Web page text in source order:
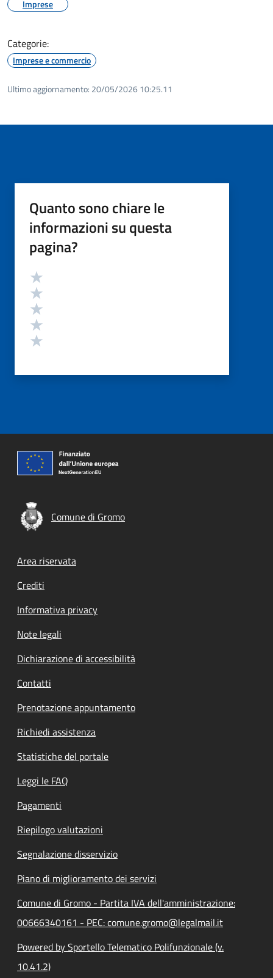
Imprese
Categorie:
Imprese e commercio
Ultimo aggiornamento: 20/05/2026 10:25.11
Quanto sono chiare le
informazioni su questa
pagina?
Valutazione
Comune di Gromo
Footer menu
Area riservata
Crediti
Informativa privacy
Note legali
Dichiarazione di accessibilità
Contatti
Prenotazione appuntamento
Richiedi assistenza
Statistiche del portale
Leggi le FAQ
Pagamenti
Riepilogo valutazioni
Segnalazione disservizio
Piano di miglioramento dei servizi
Comune di Gromo - Partita IVA dell'amministrazione:
00666340161 - PEC: comune.gromo@legalmail.it
Powered by Sportello Telematico Polifunzionale (v.
10.41.2)